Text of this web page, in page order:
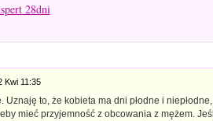
28dni
Kwi 11:35
Uznaję to, że kobieta ma dni płodne i
mieć przyjemność z obcowania z mężem.